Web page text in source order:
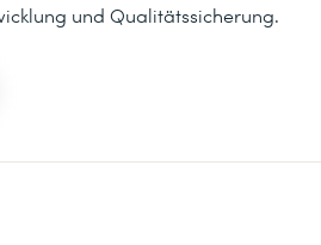
und Qualitätssicherung.